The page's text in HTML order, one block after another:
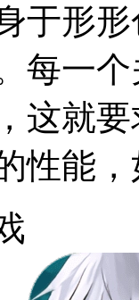
于形
每一
这就
性能